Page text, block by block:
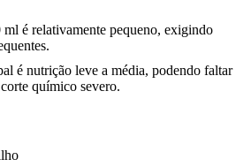
ml é relativamente pequeno, exigindo
é nutrição leve a média, podendo faltar
químico severo.